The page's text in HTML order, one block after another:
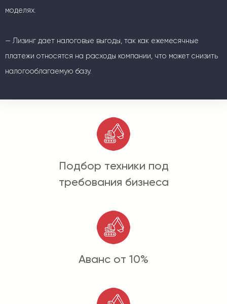
моделях.
— Лизинг дает налоговые выгоды, так как ежемесячные
платежи относятся на расходы компании, что может снизить
налогооблагаемую базу.
Подбор техники под
требования бизнеса
Аванс от 10%